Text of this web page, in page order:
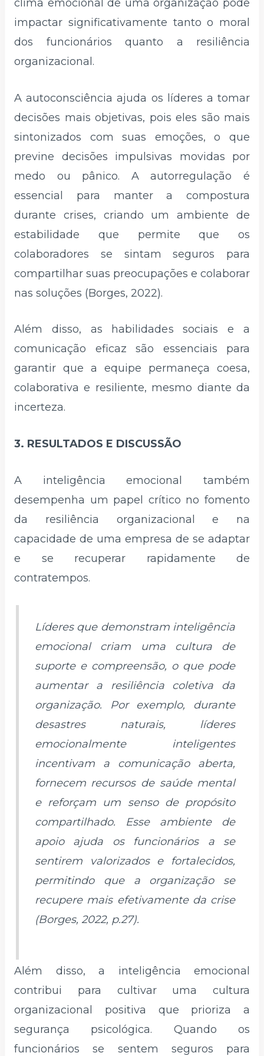
clima emocional de uma organização pode
impactar significativamente tanto o moral
dos funcionários quanto a resiliência
organizacional.
A autoconsciência ajuda os líderes a tomar
decisões mais objetivas, pois eles são mais
sintonizados com suas emoções, o que
previne decisões impulsivas movidas por
medo ou pânico. A autorregulação é
essencial para manter a compostura
durante crises, criando um ambiente de
estabilidade que permite que os
colaboradores se sintam seguros para
compartilhar suas preocupações e colaborar
nas soluções (Borges, 2022).
Além disso, as habilidades sociais e a
comunicação eficaz são essenciais para
garantir que a equipe permaneça coesa,
colaborativa e resiliente, mesmo diante da
incerteza.
3. RESULTADOS E DISCUSSÃO
A inteligência emocional também
desempenha um papel crítico no fomento
da resiliência organizacional e na
capacidade de uma empresa de se adaptar
e se recuperar rapidamente de
contratempos.
Líderes que demonstram inteligência
emocional criam uma cultura de
suporte e compreensão, o que pode
aumentar a resiliência coletiva da
organização. Por exemplo, durante
desastres naturais, líderes
emocionalmente inteligentes
incentivam a comunicação aberta,
fornecem recursos de saúde mental
e reforçam um senso de propósito
compartilhado. Esse ambiente de
apoio ajuda os funcionários a se
sentirem valorizados e fortalecidos,
permitindo que a organização se
recupere mais efetivamente da crise
(Borges, 2022, p.27).
Além disso, a inteligência emocional
contribui para cultivar uma cultura
organizacional positiva que prioriza a
segurança psicológica. Quando os
funcionários se sentem seguros para